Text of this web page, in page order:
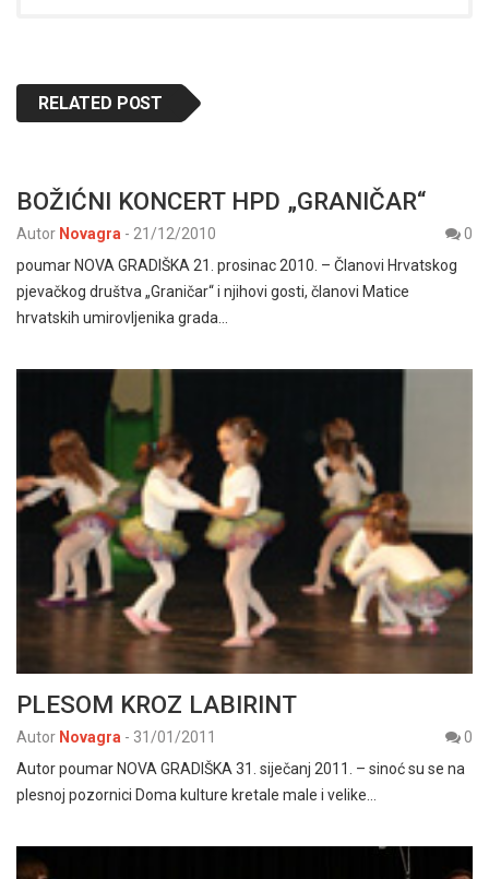
RELATED POST
BOŽIĆNI KONCERT HPD „GRANIČAR“
Autor Novagra - 21/12/2010
0
poumar NOVA GRADIŠKA 21. prosinac 2010. – Članovi Hrvatskog
pjevačkog društva „Graničar“ i njihovi gosti, članovi Matice
hrvatskih umirovljenika grada…
PLESOM KROZ LABIRINT
Autor Novagra - 31/01/2011
0
Autor poumar NOVA GRADIŠKA 31. siječanj 2011. – sinoć su se na
plesnoj pozornici Doma kulture kretale male i velike…